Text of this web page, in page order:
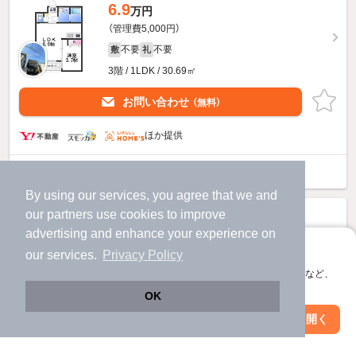
By using our services, you agree that we and
our partners use cookies to improve
advertising and enhance your experience on
our services.
Privacy Policy
OK
アプリに切り替えて、サクサクお部屋探し
会員登録なしですぐ使える。マップ検索やお気に入り保存など、
アプリを開く
6.9万円
（管理費5,000円）
敷 不要 礼 不要
3階 / 1LDK / 30.69㎡
お問い合わせ （無料）
ほか提供
絞り込み条件を変更